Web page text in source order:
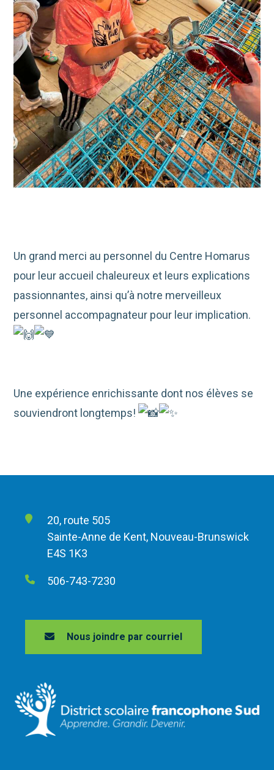
Un grand merci au personnel du Centre Homarus
pour leur accueil chaleureux et leurs explications
passionnantes, ainsi qu’à notre merveilleux
personnel accompagnateur pour leur implication.
Une expérience enrichissante dont nos élèves se
souviendront longtemps!
20, route 505
Sainte-Anne de Kent, Nouveau-Brunswick
E4S 1K3
506-743-7230
Nous joindre par courriel